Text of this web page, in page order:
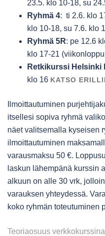
23.5. klo 10-18, su
Ryhmä 4: ti 2.6. klo
klo 10-18, su 7.6. klo
Ryhmä 5R: pe 12.6
klo 17-21
Retkikurssi Helsinki
klo 16 KATSO
Ilmoittautuminen
itsellesi sopiva ryhmä
näet valitsemalla kyseisen
ilmoittautuminen
varausmaksu 50 €.
laskun lähempänä kurssin
alkuun on alle 30 vrk,
varauksen yhteydessä.
koko ryhmän toteutuminen
Teoriaosuus verkkokurssina